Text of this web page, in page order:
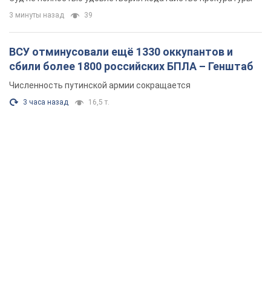
3 минуты назад 39
ВСУ отминусовали ещё 1330 оккупантов и
сбили более 1800 российских БПЛА – Генштаб
Численность путинской армии сокращается
3 часа назад 16,5 т.